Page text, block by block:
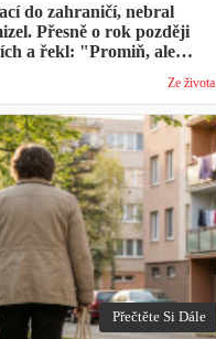
do zahraničí, nebral
Přesně o rok později
a řekl: "Promiň, ale
Ze života
Přečtěte Si Dále